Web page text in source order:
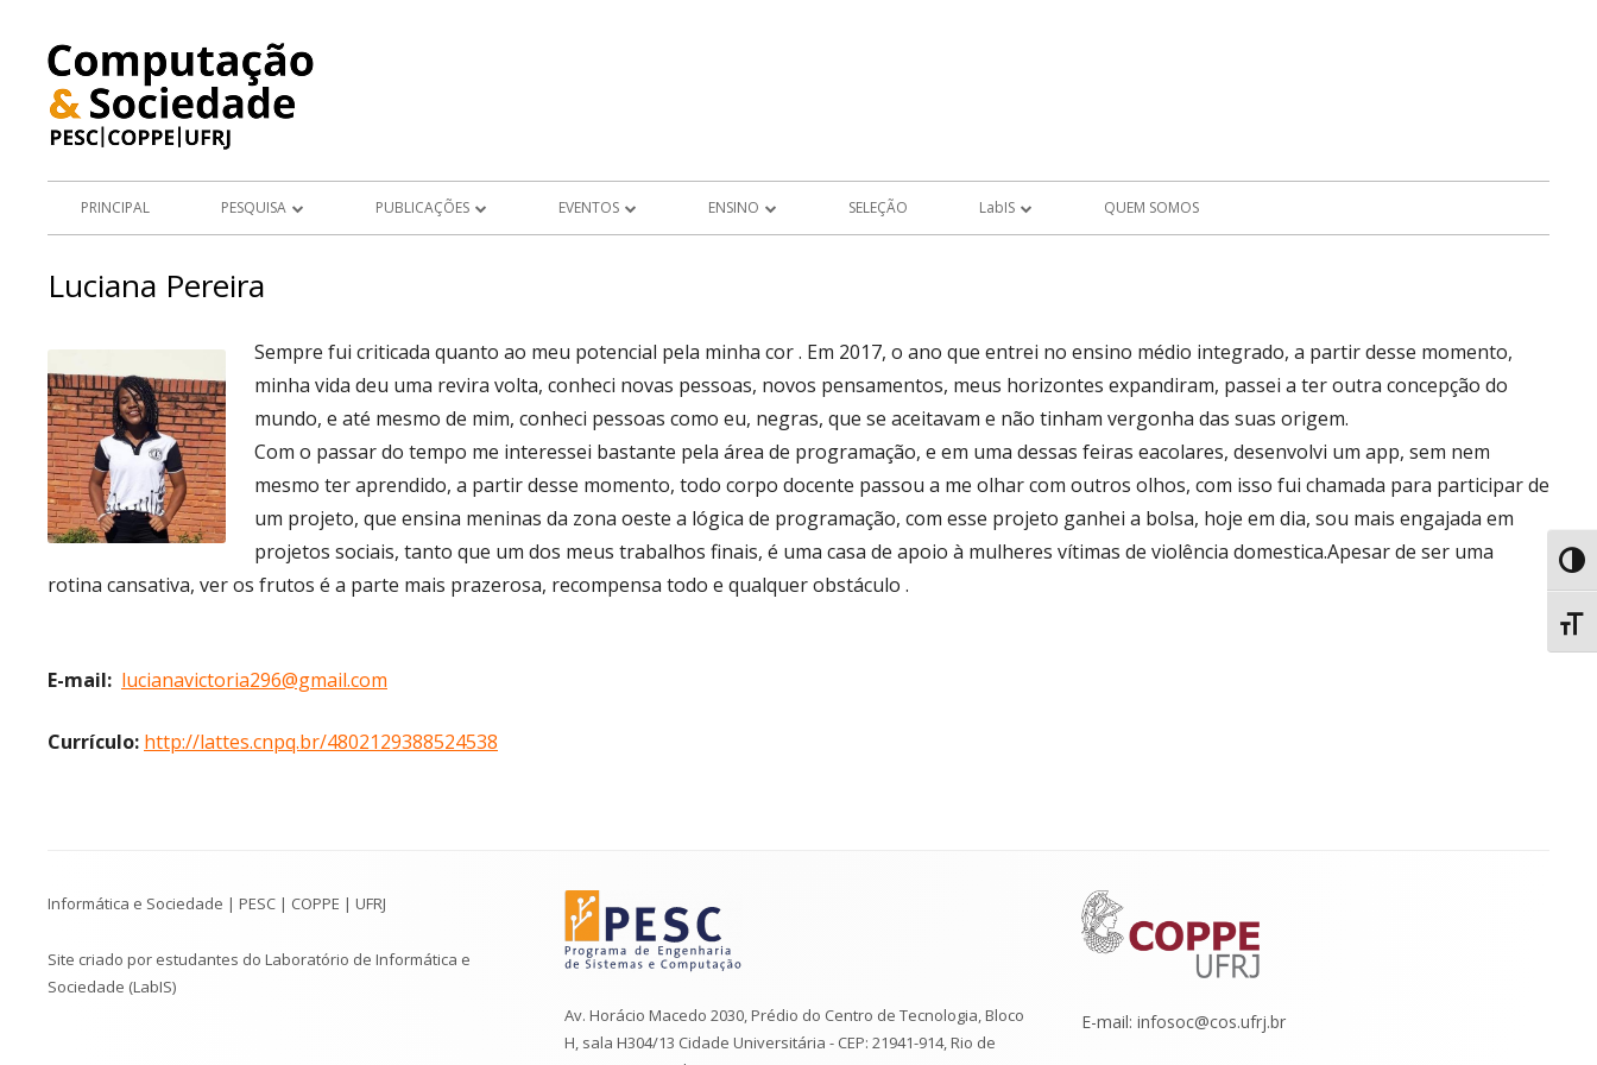
conteúdo
Menu
PRINCIPAL PESQUISA PUBLICAÇÕES
TESES E DISSERTAÇÕES
APRESENTAÇÕES DE TRABALHO
ARTIGOS E RESUMOS EM ANAIS DE
CONGRESSO
EVENTOS
MEMÓRIA
ENSINO SELEÇÃO LabIS QUEM SOMOS
Luciana Pereira
Sempre fui criticada quanto ao meu potencial pela minha cor . Em 2017, o ano que entrei no ensino médio integrado, a partir desse momento,
minha vida deu uma revira volta, conheci novas pessoas, novos pensamentos, meus horizontes expandiram, passei a ter outra concepção do
mundo, e até mesmo de mim, conheci pessoas como eu, negras, que se aceitavam e não tinham vergonha das suas origem.
Com o passar do tempo me interessei bastante pela área de programação, e em uma dessas feiras eacolares, desenvolvi um app, sem nem
mesmo ter aprendido, a partir desse momento, todo corpo docente passou a me olhar com outros olhos, com isso fui chamada para participar de
um projeto, que ensina meninas da zona oeste a lógica de programação, com esse projeto ganhei a bolsa, hoje em dia, sou mais engajada em
projetos sociais, tanto que um dos meus trabalhos finais, é uma casa de apoio à mulheres vítimas de violência domestica.Apesar de ser uma
rotina cansativa, ver os frutos é a parte mais prazerosa, recompensa todo e qualquer obstáculo .
E-mail: lucianavictoria296@gmail.com
Currículo: http://lattes.cnpq.br/4802129388524538
do
Rodapé
Informática e Sociedade | PESC | COPPE | UFRJ
Site criado por estudantes do Laboratório de Informática e
Sociedade (LabIS)
Av. Horácio Macedo 2030, Prédio do Centro de Tecnologia, Bloco
H, sala H304/13 Cidade Universitária - CEP: 21941-914, Rio de
E-mail: infosoc@cos.ufrj.br